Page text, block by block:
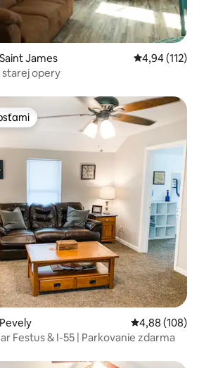
James Priemerné
4,94 (112)
starej opery
Priemerné
4,88 (108)
Festus & I-55 | Parkovanie zdarma